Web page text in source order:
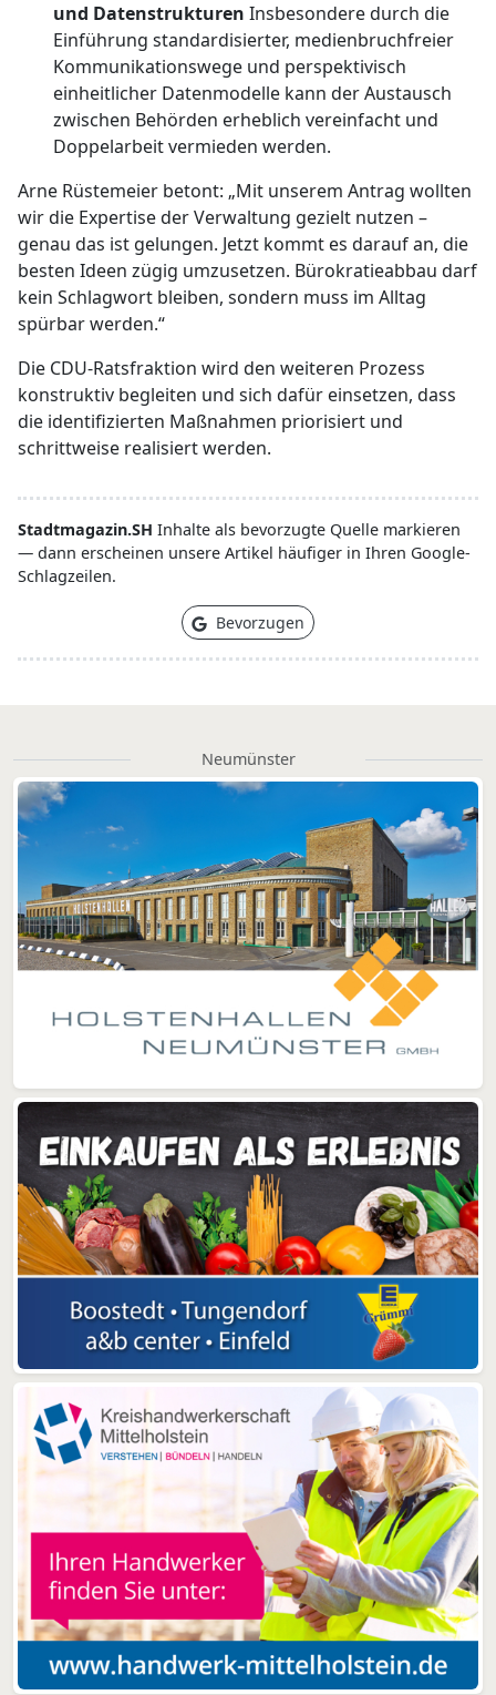
und Datenstrukturen Insbesondere durch die
Einführung standardisierter, medienbruchfreier
Kommunikationswege und perspektivisch
einheitlicher Datenmodelle kann der Austausch
zwischen Behörden erheblich vereinfacht und
Doppelarbeit vermieden werden.
Arne Rüstemeier betont: „Mit unserem Antrag wollten
wir die Expertise der Verwaltung gezielt nutzen –
genau das ist gelungen. Jetzt kommt es darauf an, die
besten Ideen zügig umzusetzen. Bürokratieabbau darf
kein Schlagwort bleiben, sondern muss im Alltag
spürbar werden.“
Die CDU-Ratsfraktion wird den weiteren Prozess
konstruktiv begleiten und sich dafür einsetzen, dass
die identifizierten Maßnahmen priorisiert und
schrittweise realisiert werden.
Stadtmagazin.SH Inhalte als bevorzugte Quelle markieren
— dann erscheinen unsere Artikel häufiger in Ihren Google-
Schlagzeilen.
Bevorzugen
Neumünster